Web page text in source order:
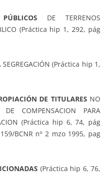
DE TERRENOS
(Práctica hip 1, 292, pág
SEGREGACIÓN (Práctica hip 1,
DE TITULARES NO
DE COMPENSACION PARA
(Práctica hip 6, 74, pág
BCNR nº 2 mzo 1995, pag
(Práctica hip 6, 76,